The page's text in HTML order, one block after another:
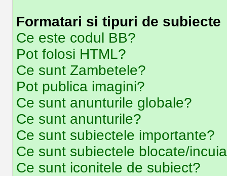
Formatari si tipuri de subiecte
Ce este codul BB?
Pot folosi HTML?
Ce sunt Zambetele?
Pot publica imagini?
Ce sunt anunturile globale?
Ce sunt anunturile?
Ce sunt subiectele importante?
Ce sunt subiectele blocate/
Ce sunt iconitele de subiect?